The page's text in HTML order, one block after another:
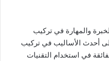
والمهارة في تركيب
أحدث الأساليب في تركيب
في استخدام التقنيات